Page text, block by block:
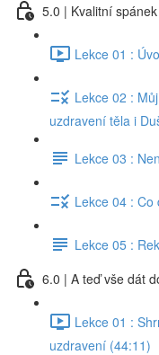
5.0 | Kvalitní spánek
Lekce 01 :
Lekce 02 :
uzdravení těla i
Lekce 03 :
Lekce 04 : Co
Lekce 05 :
6.0 | A teď vše dát
Lekce 01 :
uzdravení (44:11)